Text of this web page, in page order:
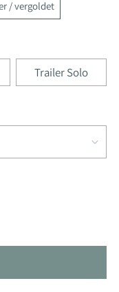
/ vergoldet
Trailer Solo